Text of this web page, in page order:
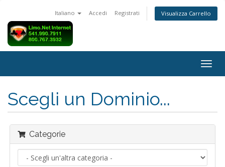
Italiano Accedi Registrati Visualizza Carrello
Scegli un Dominio...
Categorie